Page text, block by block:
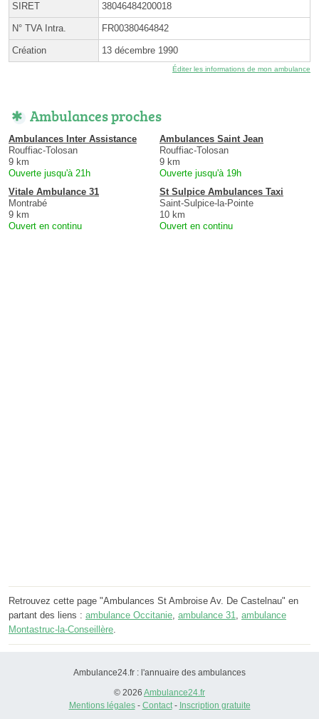
SIRET 38046484200018
N° TVA Intra. FR00380464842
Création 13 décembre 1990
Éditer les informations de mon ambulance
Ambulances proches
Ambulances Inter Assistance
Rouffiac-Tolosan
9 km
Ouverte jusqu'à 21h
Ambulances Saint Jean
Rouffiac-Tolosan
9 km
Ouverte jusqu'à 19h
Vitale Ambulance 31
Montrabé
9 km
Ouvert en continu
St Sulpice Ambulances Taxi
Saint-Sulpice-la-Pointe
10 km
Ouvert en continu
Retrouvez cette page "Ambulances St Ambroise Av. De Castelnau" en
partant des liens : ambulance Occitanie, ambulance 31, ambulance
Montastruc-la-Conseillère.
Ambulance24.fr : l'annuaire des ambulances
© 2026 Ambulance24.fr
Mentions légales- Contact- Inscription gratuite